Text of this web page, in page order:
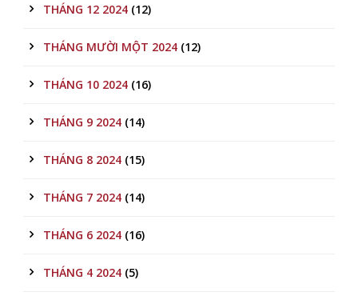
THÁNG 12 2024 (12)
THÁNG MƯỜI MỘT 2024 (12)
THÁNG 10 2024 (16)
THÁNG 9 2024 (14)
THÁNG 8 2024 (15)
THÁNG 7 2024 (14)
THÁNG 6 2024 (16)
THÁNG 4 2024 (5)